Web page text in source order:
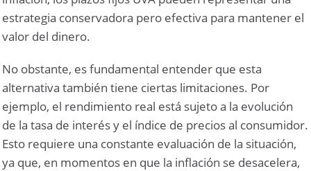
estrategia conservadora pero efectiva para mantener el
valor del dinero.
No obstante, es fundamental entender que esta
alternativa también tiene ciertas limitaciones. Por
ejemplo, el rendimiento real está sujeto a la evolución
de la tasa de interés y el índice de precios al consumidor.
Esto requiere una constante evaluación de la situación,
ya que, en momentos en que la inflación se desacelera,